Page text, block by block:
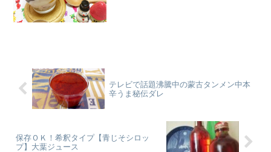
テレビで話題沸騰中の蒙古タンメン中本
辛うま秘伝ダレ
保存ＯＫ！希釈タイプ【青じそシロッ
プ】大葉ジュース